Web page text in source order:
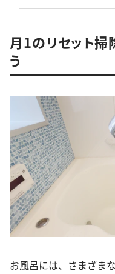
月1のリセット
う
お風呂には、さまざま